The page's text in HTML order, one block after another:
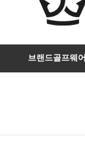
브랜드골프웨어